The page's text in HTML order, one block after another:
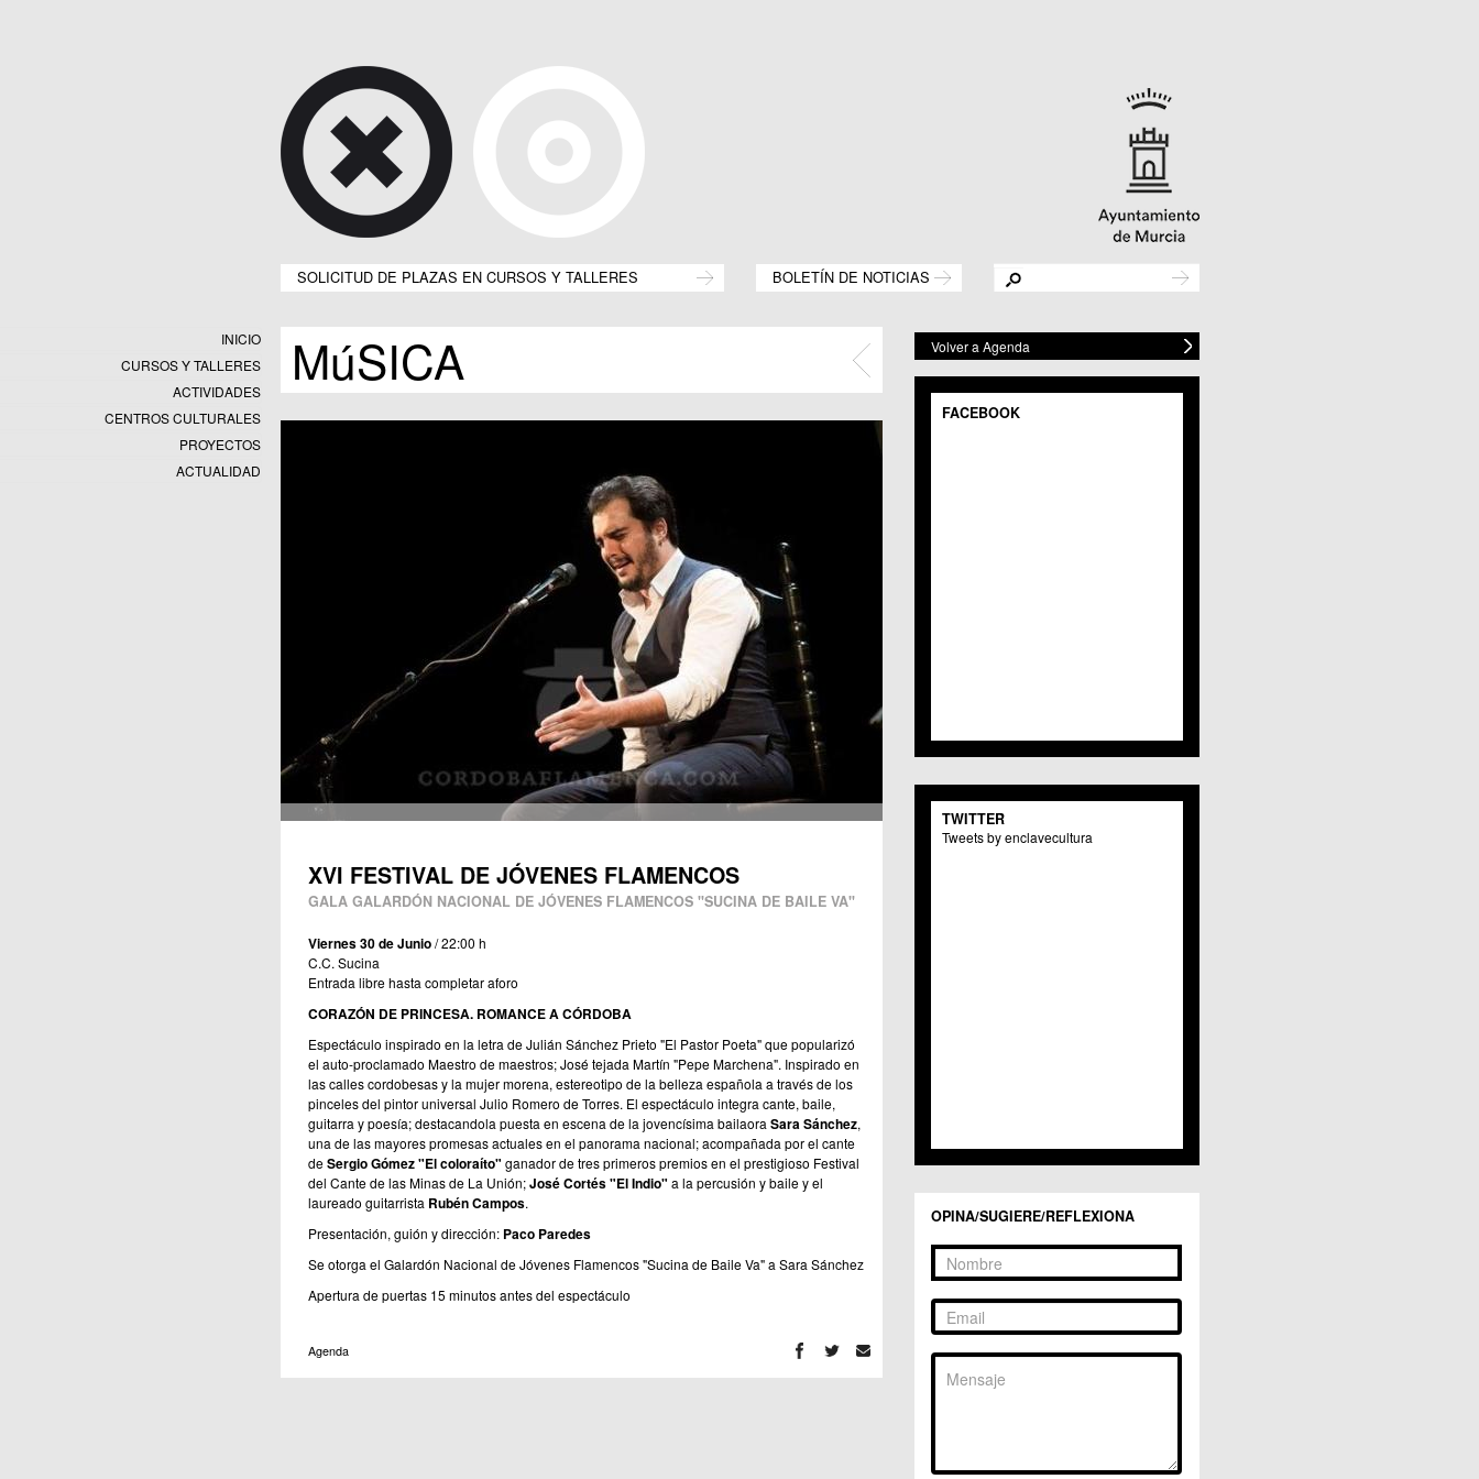
SOLICITUD DE PLAZAS EN CURSOS Y TALLERES BOLETÍN DE NOTICIAS
INICIO
CURSOS Y TALLERES
ACTIVIDADES
CENTROS CULTURALES
Equipamientos
PROYECTOS
Exposiciones
ACTUALIDAD
MúSICA
XVI FESTIVAL DE JÓVENES FLAMENCOS
GALA GALARDÓN NACIONAL DE JÓVENES FLAMENCOS "SUCINA DE BAILE VA"
Viernes 30 de Junio/ 22:00 h
C.C. Sucina
Entrada libre hasta completar aforo
CORAZÓN DE PRINCESA. ROMANCE A CÓRDOBA
Espectáculo inspirado en la letra de Julián Sánchez Prieto "El Pastor Poeta" que popularizó
el auto-proclamado Maestro de maestros; José tejada Martín "Pepe Marchena". Inspirado en
las calles cordobesas y la mujer morena, estereotipo de la belleza española a través de los
pinceles del pintor universal Julio Romero de Torres. El espectáculo integra cante, baile,
guitarra y poesía; destacandola puesta en escena de la jovencísima bailaora Sara Sánchez,
una de las mayores promesas actuales en el panorama nacional; acompañada por el cante
deSergio Gómez "El coloraíto" ganador de tres primeros premios en el prestigioso Festival
del Cante de las Minas de La Unión;José Cortés "El Indio" a la percusión y baile y el
laureado guitarrista Rubén Campos.
Presentación, guión y dirección: Paco Paredes
Se otorga el Galardón Nacional de Jóvenes Flamencos "Sucina de Baile Va" a Sara Sánchez
Apertura de puertas 15 minutos antes del espectáculo
Agenda
Volver a Agenda
FACEBOOK
TWITTER
Tweets by enclavecultura
OPINA/SUGIERE/REFLEXIONA